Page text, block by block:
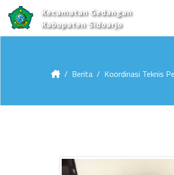
Kecamatan Gedangan
Kabupaten Sidoarjo
Berita Koordinasi Teknis